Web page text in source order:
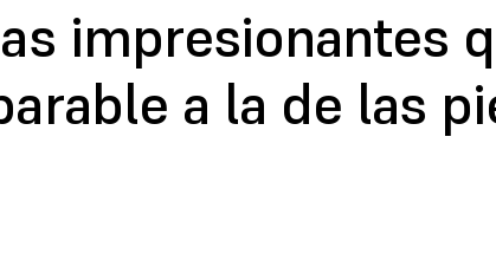
impresionantes
a la de las